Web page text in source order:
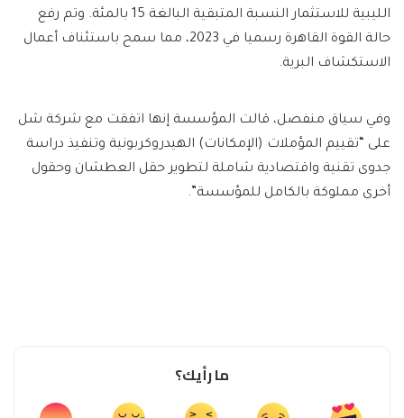
الليبية للاستثمار النسبة المتبقية البالغة 15 بالمئة. وتم رفع
حالة القوة القاهرة رسميا في 2023، مما سمح باستئناف أعمال
الاستكشاف البرية.
وفي سياق منفصل، قالت المؤسسة إنها اتفقت مع شركة شل
على “تقييم المؤملات (الإمكانات) الهيدروكربونية وتنفيذ دراسة
جدوى تقنية واقتصادية شاملة لتطوير حقل العطشان وحقول
أخرى مملوكة بالكامل للمؤسسة”.
ما رأيك؟